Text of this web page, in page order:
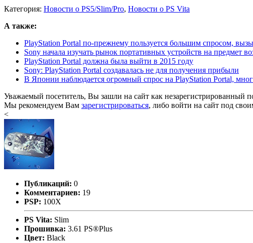
Категория: Новости о PS5/Slim/Pro, Новости о PS Vita
А также:
PlayStation Portal по-прежнему пользуется большим спросом,
Sony начала изучать рынок портативных устройств на предмет
PlayStation Portal должна была выйти в 2015 году
Sony: PlayStation Portal создавалась не для получения прибыли
В Японии наблюдается огромный спрос на PlayStation Portal,
Уважаемый посетитель, Вы зашли на сайт как незарегистрированный
Мы рекомендуем Вам зарегистрироваться, либо войти на сайт под
<
Публикаций: 0
Комментариев: 19
PSP: 100X
PS Vita: Slim
Прошивка: 3.61 PS®Plus
Цвет: Black